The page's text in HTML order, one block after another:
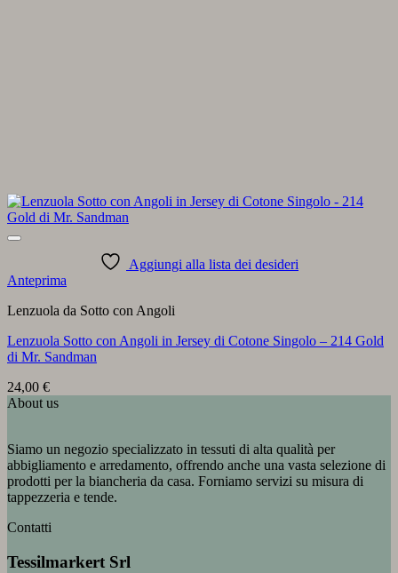
Aggiungi alla lista dei desideri
Anteprima
Lenzuola da Sotto con Angoli
Lenzuola Sotto con Angoli in Jersey di Cotone Singolo – 214 Gold
di Mr. Sandman
24,00 €
About us
Siamo un negozio specializzato in tessuti di alta qualità per
abbigliamento e arredamento, offrendo anche una vasta selezione di
prodotti per la biancheria da casa. Forniamo servizi su misura di
tappezzeria e tende.
Contatti
Tessilmarkert Srl